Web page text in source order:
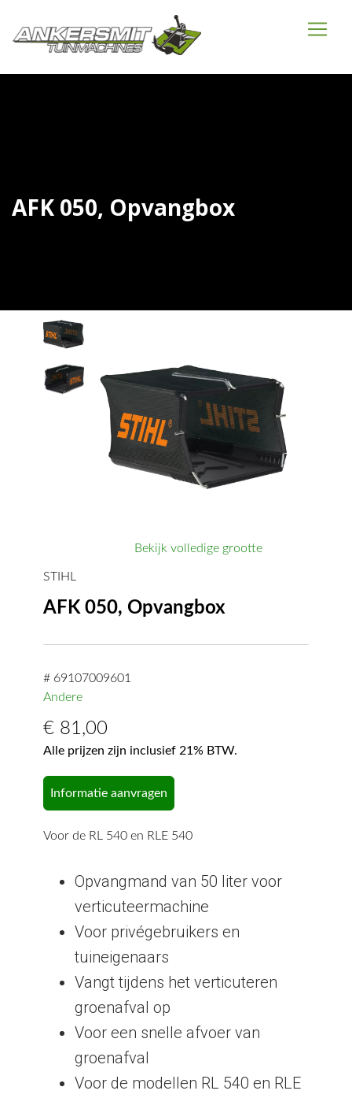
AFK 050, Opvangbox
Bekijk volledige grootte
STIHL
AFK 050, Opvangbox
# 69107009601
Andere
€ 81,00
Alle prijzen zijn inclusief 21% BTW.
Informatie aanvragen
Voor de RL 540 en RLE 540
Opvangmand van 50 liter voor
verticuteermachine
Voor privégebruikers en
tuineigenaars
Vangt tijdens het verticuteren
groenafval op
Voor een snelle afvoer van
groenafval
Voor de modellen RL 540 en RLE